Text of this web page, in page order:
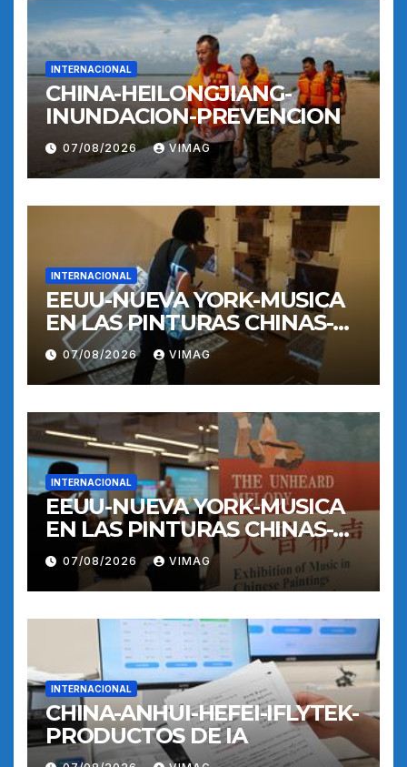
INTERNACIONAL
CHINA-HEILONGJIANG-
INUNDACION-PREVENCION
07/08/2026 VIMAG
INTERNACIONAL
EEUU-NUEVA YORK-MUSICA
EN LAS PINTURAS CHINAS-
EXPOSICION
07/08/2026 VIMAG
INTERNACIONAL
EEUU-NUEVA YORK-MUSICA
EN LAS PINTURAS CHINAS-
EXPOSICION
07/08/2026 VIMAG
INTERNACIONAL
CHINA-ANHUI-HEFEI-IFLYTEK-
PRODUCTOS DE IA